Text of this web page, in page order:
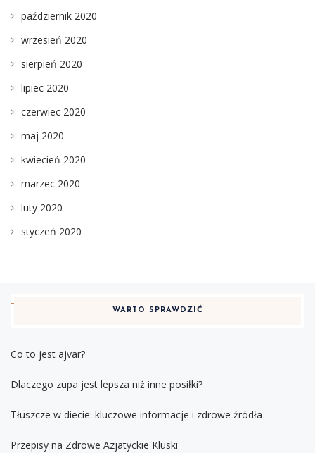
październik 2020
wrzesień 2020
sierpień 2020
lipiec 2020
czerwiec 2020
maj 2020
kwiecień 2020
marzec 2020
luty 2020
styczeń 2020
WARTO SPRAWDZIĆ
Co to jest ajvar?
Dlaczego zupa jest lepsza niż inne posiłki?
Tłuszcze w diecie: kluczowe informacje i zdrowe źródła
Przepisy na Zdrowe Azjatyckie Kluski